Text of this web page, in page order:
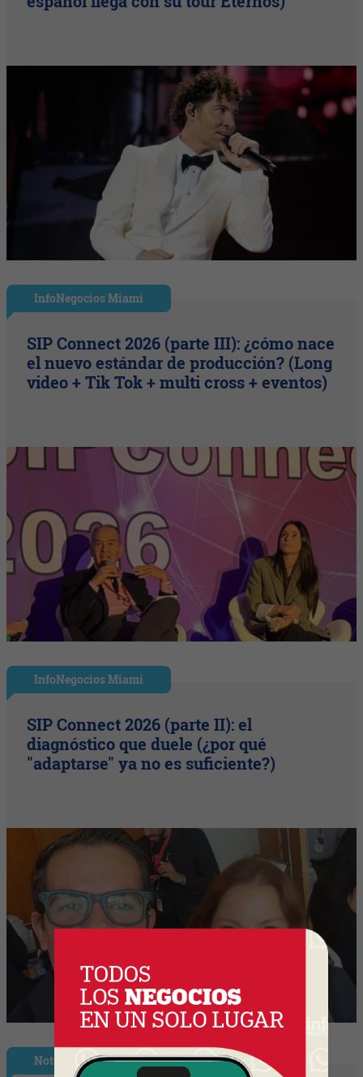
InfoNegocios Miami
SIP Connect 2026 (parte III): ¿cómo nace
el nuevo estándar de producción? (Long
video + Tik Tok + multi cross + eventos)
InfoNegocios Miami
SIP Connect 2026 (parte II): el
diagnóstico que duele (¿por qué
"adaptarse" ya no es suficiente?)
Nota Principal